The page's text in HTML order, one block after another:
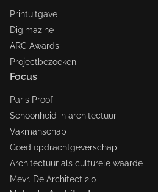
Printuitgave
Digimazine
ARC Awards
Projectbezoeken
Focus
Paris Proof
Schoonheid in architectuur
Vakmanschap
Goed opdrachtgeverschap
Architectuur als culturele waarde
Mevr. De Architect 2.0